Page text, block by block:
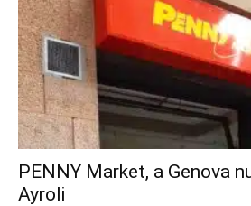
PENNY Market, a Genova
Ayroli